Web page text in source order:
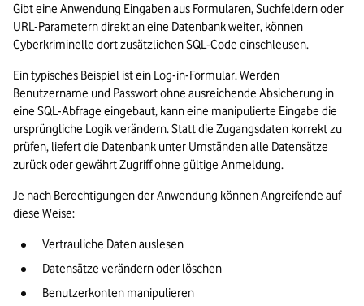
Gibt eine Anwendung Eingaben aus Formularen, Suchfeldern oder
URL-Parametern direkt an eine Datenbank weiter, können
Cyberkriminelle dort zusätzlichen SQL-Code einschleusen.
Ein typisches Beispiel ist ein Log-in-Formular. Werden
Benutzername und Passwort ohne ausreichende Absicherung in
eine SQL-Abfrage eingebaut, kann eine manipulierte Eingabe die
ursprüngliche Logik verändern. Statt die Zugangsdaten korrekt zu
prüfen, liefert die Datenbank unter Umständen alle Datensätze
zurück oder gewährt Zugriff ohne gültige Anmeldung.
Je nach Berechtigungen der Anwendung können Angreifende auf
diese Weise:
Vertrauliche Daten auslesen
Datensätze verändern oder löschen
Benutzerkonten manipulieren